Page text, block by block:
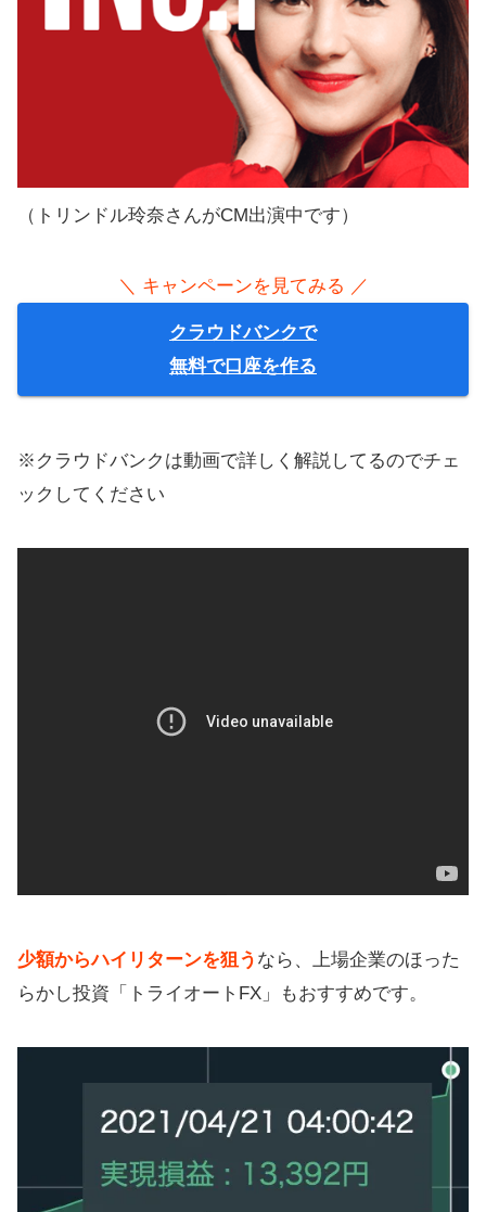
（トリンドル玲奈さんがCM出演中です）
＼ キャンペーンを見てみる ／
クラウドバンクで
無料で口座を作る
※クラウドバンクは動画で詳しく解説してるのでチェ
ックしてください
少額からハイリターンを狙う なら、上場企業のほった
らかし投資「トライオートFX」もおすすめです。